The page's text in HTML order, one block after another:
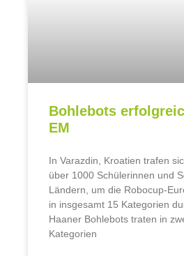
Bohlebots
EM
In Varazdin, Kroatien trafen
über 1000 Schülerinnen und
Ländern, um die Robocup-
in insgesamt 15 Kategorien
Haaner Bohlebots traten in
Kategorien